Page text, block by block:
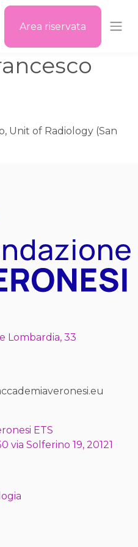
Area riservata
Unit of Radiology (San
Lombardia, 33
ETS
via Solferino 19, 20121